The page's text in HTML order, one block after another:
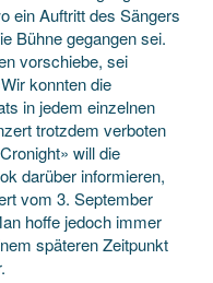
ein Auftritt des Sängers
Bühne gegangen sei.
vorschiebe, sei
konnten die
in jedem einzelnen
trotzdem verboten
will die
darüber informieren,
vom 3. September
hoffe jedoch immer
späteren Zeitpunkt